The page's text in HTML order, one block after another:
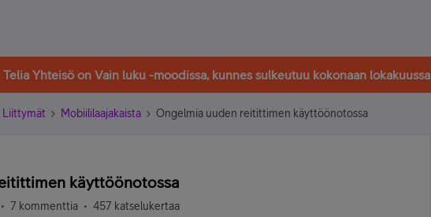
Telia Yhteisö on Vain luku -moodissa, kunnes sulkeutuu kokonaan lokakuussa
Liittymät Mobiililaajakaista Ongelmia uuden reitittimen käyttöönotossa
käyttöönotossa
7 kommenttia 457 katselukertaa